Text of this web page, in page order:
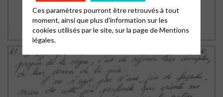
Ces paramètres pourront être retrouvés à tout
moment, ainsi que plus d'information sur les
cookies utilisés par le site, sur la page deMentions
légales.